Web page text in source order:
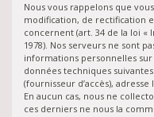
Nous vous rappelons que
modification, de rectification
concernent (art. 34 de la loi
1978). Nos serveurs ne sont
informations personnelles
données techniques
(fournisseur d’accès),
En aucun cas, nous ne
ces derniers ne nous la